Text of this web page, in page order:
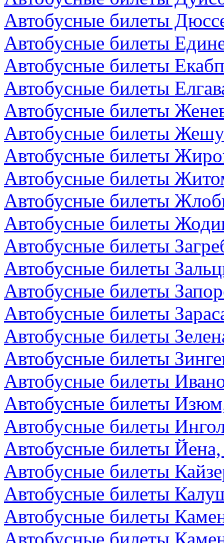
Автобусные билеты
Автобусные билеты
Автобусные билеты
Автобусные билеты
Автобусные билеты
Автобусные билеты
Автобусные билеты
Автобусные билеты
Автобусные билеты
Автобусные билеты
Автобусные билеты
Автобусные билеты
Автобусные билеты
Автобусные билеты
Автобусные билеты
Автобусные билеты
Автобусные билеты
Автобусные билеты
Автобусные билеты
Автобусные билеты
Автобусные билеты
Автобусные билеты
Автобусные билеты
Автобусные билеты